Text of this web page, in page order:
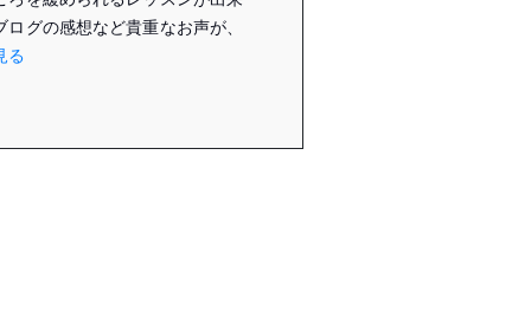
グの感想など貴重なお声が、
る